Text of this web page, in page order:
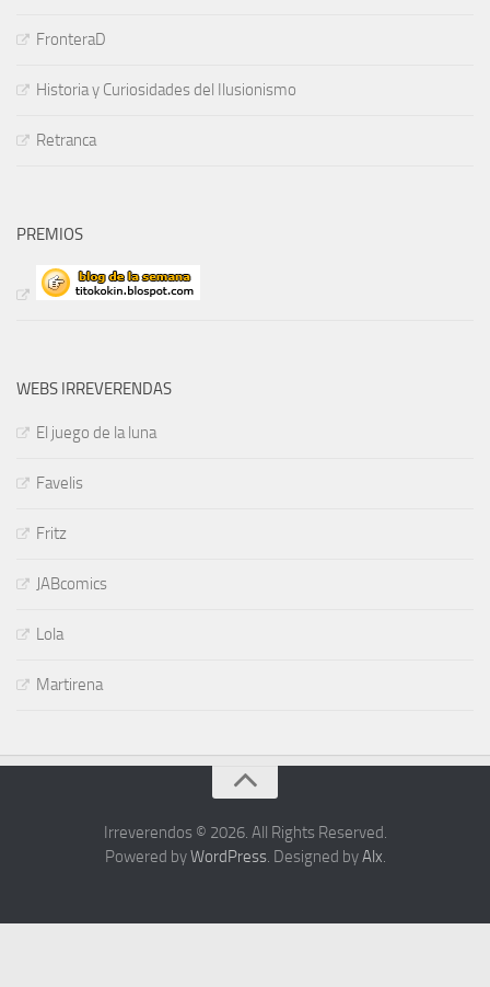
FronteraD
Historia y Curiosidades del Ilusionismo
Retranca
PREMIOS
WEBS IRREVERENDAS
El juego de la luna
Favelis
Fritz
JABcomics
Lola
Martirena
Irreverendos © 2026. All Rights Reserved.
Powered byWordPress. Designed byAlx.